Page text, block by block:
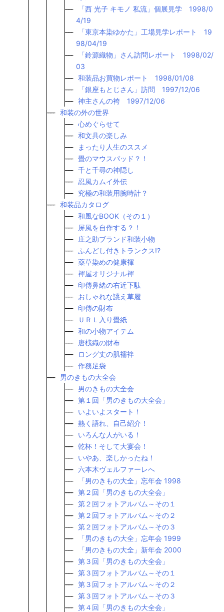
「西 光子 キモノ 私流」個展見学 1998/0
4/19
「東京本染ゆかた」工場見学レポート 19
98/04/19
「鈴源織物」さん訪問レポート 1998/02/
03
和装品お買物レポート 1998/01/08
「銀座もとじさん」訪問 1997/12/06
神主さんの袴 1997/12/06
和装の外の世界
心めぐらせて
和文具の楽しみ
まったり人生のススメ
畳のマウスパッド？！
千と千尋の神隠し
忍風カムイ外伝
究極の和装用腕時計？
和装品カタログ
和風なBOOK（その１）
屏風を自作する？！
庄之助ブランド和装小物
ふんどし付きトランクス!?
薬草染めの健康褌
褌屋オリジナル褌
印傳鼻緒の右近下駄
おしゃれな誂え草履
印傳の財布
ＵＲＬ入り畳紙
和の小物アイテム
唐桟織の財布
ロング丈の肌襦袢
作務足袋
男のきもの大全会
男のきもの大全会
第１回「男のきもの大全会」
いよいよスタート！
熱く語れ、自己紹介！
いろんな人がいる！
乾杯！そして大宴会！
いやあ、楽しかったね！
六本木ヴェルファーレへ
「男のきもの大全」忘年会 1998
第２回「男のきもの大全会」
第２回フォトアルバム～その１
第２回フォトアルバム～その２
第２回フォトアルバム～その３
「男のきもの大全」忘年会 1999
「男のきもの大全」新年会 2000
第３回「男のきもの大全会」
第３回フォトアルバム～その１
第３回フォトアルバム～その２
第３回フォトアルバム～その３
第４回「男のきもの大全会」